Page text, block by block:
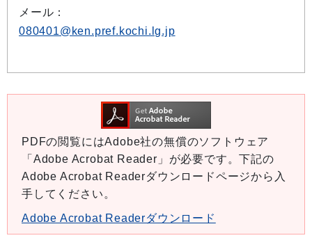
メール：
080401@ken.pref.kochi.lg.jp
PDFの閲覧にはAdobe社の無償のソフトウェア
「Adobe Acrobat Reader」が必要です。下記の
Adobe Acrobat Readerダウンロードページから入
手してください。
Adobe Acrobat Readerダウンロード